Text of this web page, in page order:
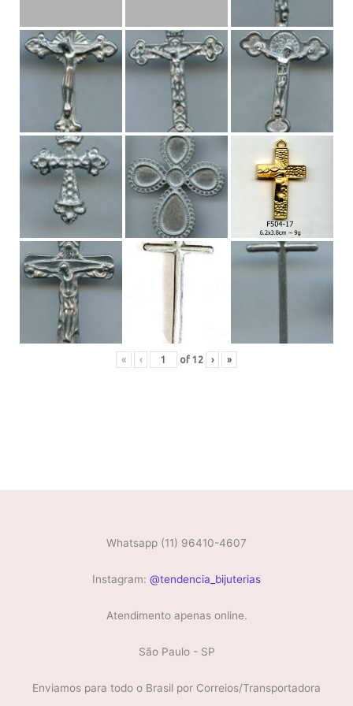
« ‹ of 12 › »
Whatsapp (11) 96410-4607
Instagram: @tendencia_bijuterias
Atendimento apenas online.
São Paulo - SP
Enviamos para todo o Brasil por Correios/Transportadora